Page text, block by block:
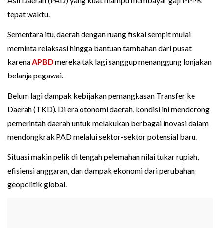
tepat waktu.
Sementara itu, daerah dengan ruang fiskal sempit mulai
meminta relaksasi hingga bantuan tambahan dari pusat
karena APBD mereka tak lagi sanggup menanggung lonjakan
belanja pegawai.
Belum lagi dampak kebijakan pemangkasan Transfer ke
Daerah (TKD). Di era otonomi daerah, kondisi ini mendorong
pemerintah daerah untuk melakukan berbagai inovasi dalam
mendongkrak PAD melalui sektor-sektor potensial baru.
Situasi makin pelik di tengah pelemahan nilai tukar rupiah,
efisiensi anggaran, dan dampak ekonomi dari perubahan
geopolitik global.